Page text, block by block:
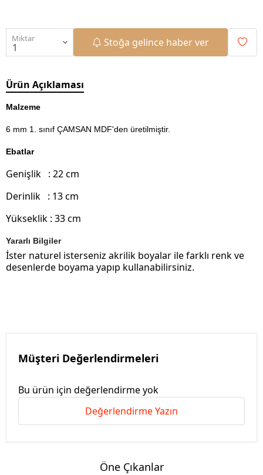
Miktar Stoğa gelince haber ver
Ürün Açıklaması
Malzeme
6 mm 1. sınıf ÇAMSAN MDF'den üretilmiştir.
Ebatlar
Genişlik : 22 cm
Derinlik : 13 cm
Yükseklik : 33 cm
Yararlı Bilgiler
İster naturel isterseniz akrilik boyalar ile farklı renk ve
desenlerde boyama yapıp kullanabilirsiniz.
Müşteri Değerlendirmeleri
Bu ürün için değerlendirme yok
Değerlendirme Yazın
Öne Çıkanlar